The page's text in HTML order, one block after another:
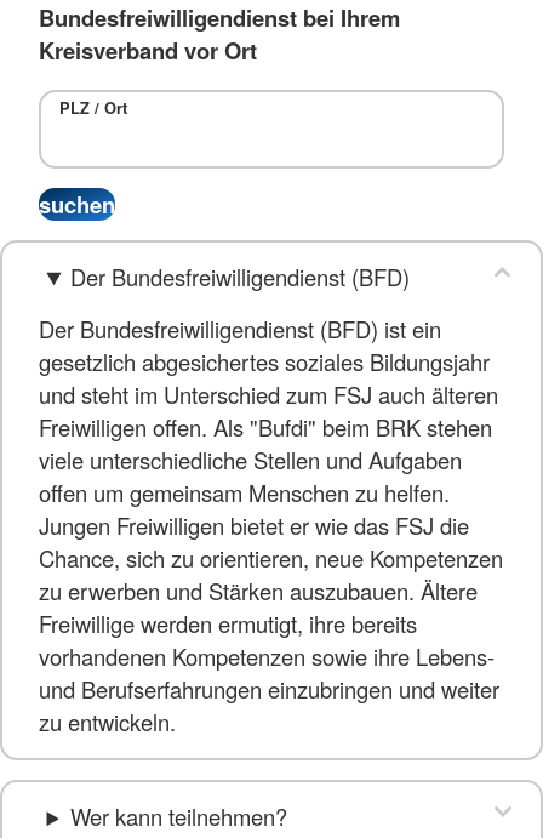
Bundesfreiwilligendienst bei Ihrem
Kreisverband vor Ort
PLZ / Ort
Der Bundesfreiwilligendienst (BFD)
Der Bundesfreiwilligendienst (BFD) ist ein
gesetzlich abgesichertes soziales Bildungsjahr
und steht im Unterschied zum FSJ auch älteren
Freiwilligen offen. Als "Bufdi" beim BRK stehen
viele unterschiedliche Stellen und Aufgaben
offen um gemeinsam Menschen zu helfen.
Jungen Freiwilligen bietet er wie das FSJ die
Chance, sich zu orientieren, neue Kompetenzen
zu erwerben und Stärken auszubauen. Ältere
Freiwillige werden ermutigt, ihre bereits
vorhandenen Kompetenzen sowie ihre Lebens-
und Berufserfahrungen einzubringen und weiter
zu entwickeln.
Wer kann teilnehmen?